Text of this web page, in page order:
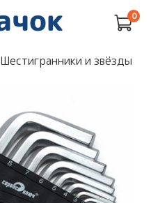
0
Шестигранники и звёзды